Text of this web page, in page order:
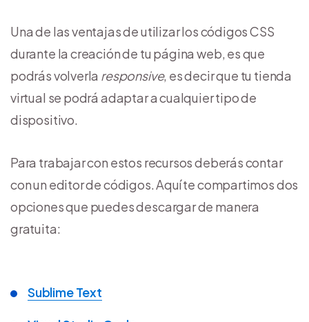
Una de las ventajas de utilizar los códigos CSS
durante la creación de tu página web, es que
podrás volverla responsive, es decir que tu tienda
virtual se podrá adaptar a cualquier tipo de
dispositivo.
Para trabajar con estos recursos deberás contar
con un editor de códigos. Aquí te compartimos dos
opciones que puedes descargar de manera
gratuita:
Sublime Text